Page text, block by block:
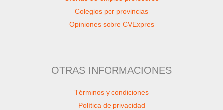
Colegios por provincias
Opiniones sobre CVExpres
OTRAS INFORMACIONES
Términos y condiciones
Política de privacidad